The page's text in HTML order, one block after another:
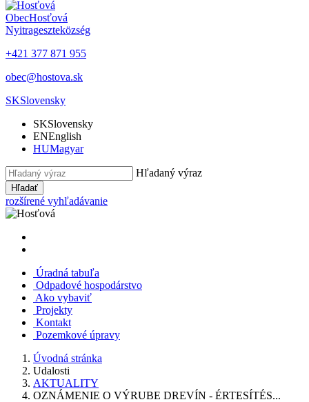
ObecHosťová
Nyitrageszteközség
+421 377 871 955
obec@hostova.sk
SKSlovensky
SKSlovensky
ENEnglish
HUMagyar
Hľadaný výraz
Hľadať
rozšírené vyhľadávanie
Úradná tabuľa
Odpadové hospodárstvo
Ako vybaviť
Projekty
Kontakt
Pozemkové úpravy
Úvodná stránka
Udalosti
AKTUALITY
OZNÁMENIE O VÝRUBE DREVÍN - ÉRTESÍTÉS...